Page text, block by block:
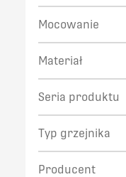
Mocowanie
Materiał
Seria produktu
Typ grzejnika
Producent